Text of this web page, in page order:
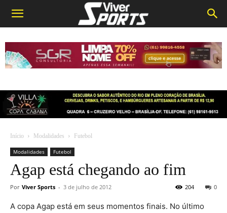
Início Modalidades Futebol
Modalidades Futebol
Agap está chegando ao fim
Por Viver Sports - 3 de julho de 2012 0
204
A copa Agap está em seus momentos finais. No último